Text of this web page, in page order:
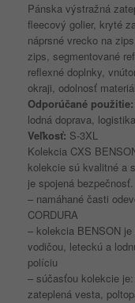
Pánska výstražná
fleecový golier, kryté
náprsné vrecko na
zips, segmentované
reflexné doplnky,
okraji, odolnosť
Odporúčané použitie:
lodná doprava,
Veľkosť: S-3XL
Kolekcia CXS
kolekcie sú kvalitné a
je spojená bezpečnosť.
– namáhané časti
CORDURA
– kolekcia BENSON
vodičou, leteckú a
políciu
– súčasťou kolekcie
zateplená vesta,